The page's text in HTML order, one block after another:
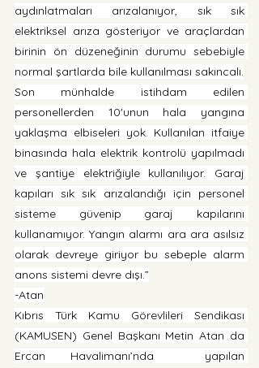
aydınlatmaları arızalanıyor, sık sık
elektriksel arıza gösteriyor ve araçlardan
birinin ön düzeneğinin durumu sebebiyle
normal şartlarda bile kullanılması sakıncalı.
Son münhalde istihdam edilen
personellerden 10'unun hala yangına
yaklaşma elbiseleri yok. Kullanılan itfaiye
binasında hala elektrik kontrolü yapılmadı
ve şantiye elektriğiyle kullanılıyor. Garaj
kapıları sık sık arızalandığı için personel
sisteme güvenip garaj kapılarını
kullanamıyor. Yangın alarmı ara ara asılsız
olarak devreye giriyor bu sebeple alarm
anons sistemi devre dışı.”
-Atan
Kıbrıs Türk Kamu Görevlileri Sendikası
(KAMUSEN) Genel Başkanı Metin Atan da
Ercan Havalimanı’nda  yapılan